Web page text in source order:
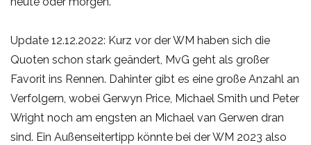
Update 12.12.2022: Kurz vor der WM haben sich die
Quoten schon stark geändert, MvG geht als großer
Favorit ins Rennen. Dahinter gibt es eine große Anzahl an
Verfolgern, wobei Gerwyn Price, Michael Smith und Peter
Wright noch am engsten an Michael van Gerwen dran
sind. Ein Außenseitertipp könnte bei der WM 2023 also